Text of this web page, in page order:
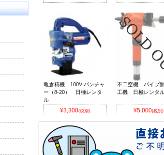
亀倉精機 100V パンチャ
ー（8-20） 日極レンタ
ル
¥3,300(税別)
不二空機 パイプ
工機 日極レンタ
¥5,000(税別)